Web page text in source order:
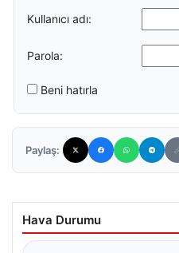
Kullanıcı adı:
Parola:
Beni hatırla
Paylaş:
Hava Durumu